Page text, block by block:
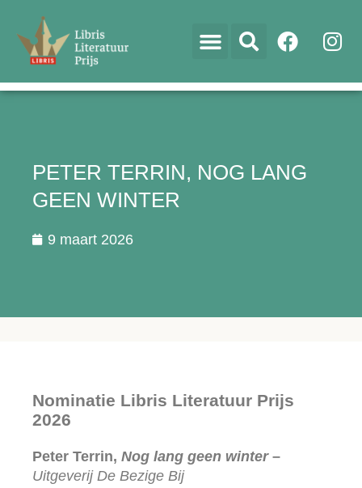
PETER TERRIN, NOG LANG
GEEN WINTER
9 maart 2026
Nominatie Libris Literatuur Prijs
2026
Peter Terrin, Nog lang geen winter –
Uitgeverij De Bezige Bij